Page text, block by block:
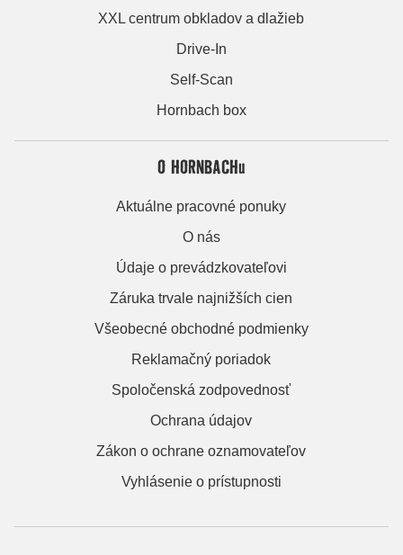
XXL centrum obkladov a dlažieb
Drive-In
Self-Scan
Hornbach box
O HORNBACHu
Aktuálne pracovné ponuky
O nás
Údaje o prevádzkovateľovi
Záruka trvale najnižších cien
Všeobecné obchodné podmienky
Reklamačný poriadok
Spoločenská zodpovednosť
Ochrana údajov
Zákon o ochrane oznamovateľov
Vyhlásenie o prístupnosti